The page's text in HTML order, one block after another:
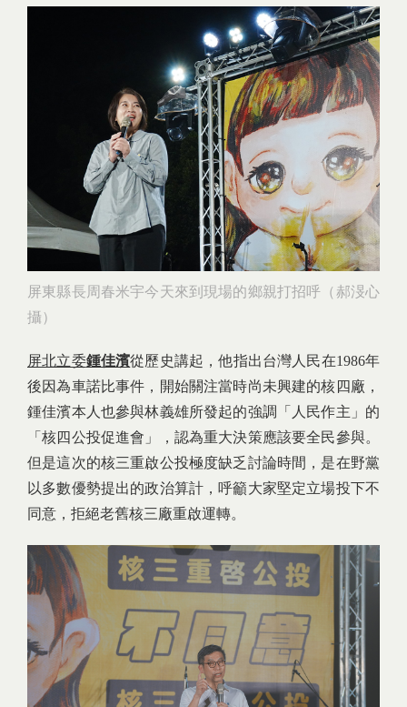
屏東縣長周春米宇今天來到現場的鄉親打招呼（郝渂心
攝）
屏北立委鍾佳濱從歷史講起，他指出台灣人民在1986年
後因為車諾比事件，開始關注當時尚未興建的核四廠，
鍾佳濱本人也參與林義雄所發起的強調「人民作主」的
「核四公投促進會」，認為重大決策應該要全民參與。
但是這次的核三重啟公投極度缺乏討論時間，是在野黨
以多數優勢提出的政治算計，呼籲大家堅定立場投下不
同意，拒絕老舊核三廠重啟運轉。